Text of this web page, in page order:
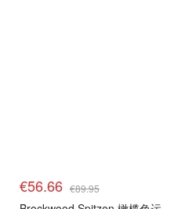
€56.66 €89.95